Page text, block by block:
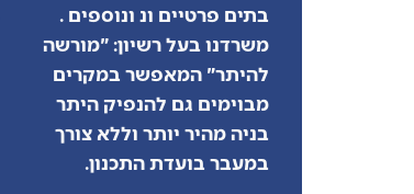
בתים פרטיים ונ ונוספים .
משרדנו בעל רשיון: "מורשה
להיתר" המאפשר במקרים
מבוימים גם להנפיק היתר
בניה מהיר יותר וללא צורך
במעבר בועדת התכנון.